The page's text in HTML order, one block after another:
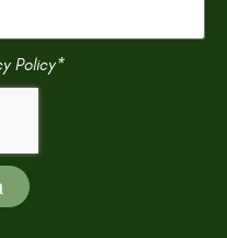
Policy*